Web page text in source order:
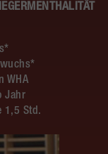
WHA
Jahr
1,5 Std.